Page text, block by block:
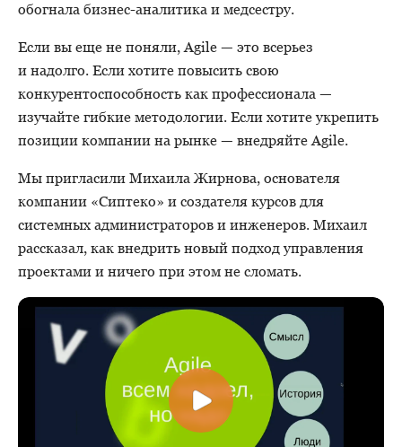
обогнала бизнес-аналитика и медсестру.
Если вы еще не поняли, Agile — это всерьез
и надолго. Если хотите повысить свою
конкурентоспособность как профессионала —
изучайте гибкие методологии. Если хотите укрепить
позиции компании на рынке — внедряйте Agile.
Мы пригласили Михаила Жирнова, основателя
компании «Сиптеко» и создателя курсов для
системных администраторов и инженеров. Михаил
рассказал, как внедрить новый подход управления
проектами и ничего при этом не сломать.